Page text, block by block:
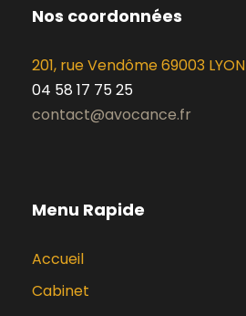
Nos coordonnées
201, rue Vendôme 69003 LYON
04 58 17 75 25
contact@avocance.fr
Menu Rapide
Accueil
Cabinet